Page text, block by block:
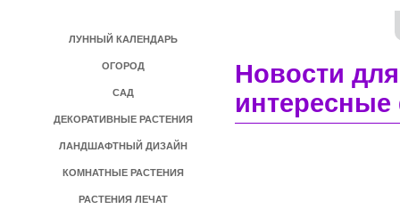
ЛУННЫЙ КАЛЕНДАРЬ
ОГОРОД
САД
ДЕКОРАТИВНЫЕ РАСТЕНИЯ
ЛАНДШАФТНЫЙ ДИЗАЙН
КОМНАТНЫЕ РАСТЕНИЯ
РАСТЕНИЯ ЛЕЧАТ
Новости